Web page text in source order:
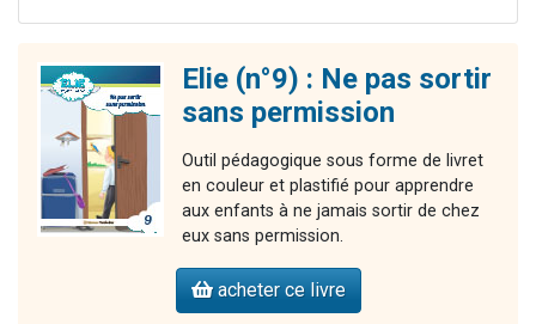
Elie (n°9) : Ne pas sortir
sans permission
Outil pédagogique sous forme de livret
en couleur et plastifié pour apprendre
aux enfants à ne jamais sortir de chez
eux sans permission.
acheter ce livre